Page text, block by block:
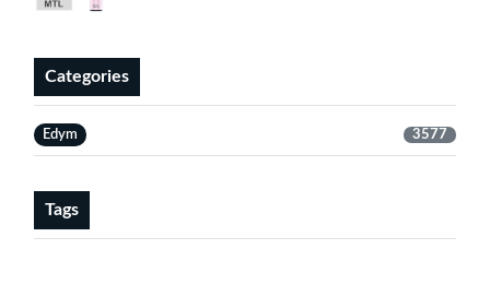
Categories
Edym 3577
Tags